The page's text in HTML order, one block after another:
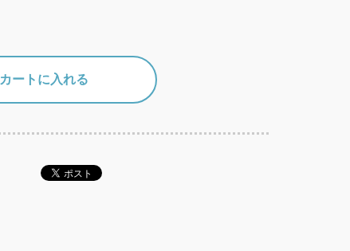
カートに入れる